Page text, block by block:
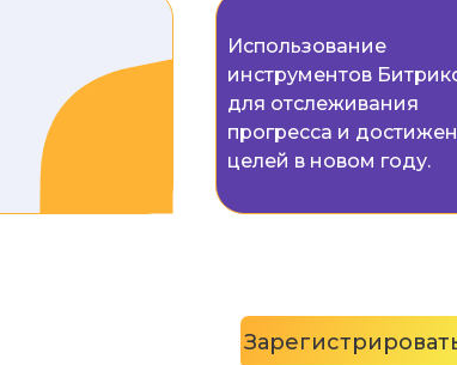
Использование
инструментов
для отслеживания
прогресса и
целей в новом году.